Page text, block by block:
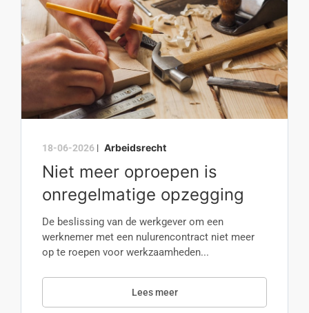
18-06-2026 | Arbeidsrecht
Niet meer oproepen is
onregelmatige opzegging
De beslissing van de werkgever om een
werknemer met een nulurencontract niet meer
op te roepen voor werkzaamheden...
Lees meer